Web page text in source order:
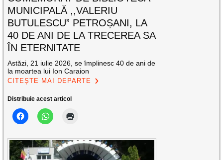
MUNICIPALĂ ,,VALERIU
BUTULESCU” PETROȘANI, LA
40 DE ANI DE LA TRECEREA SA
ÎN ETERNITATE
Astăzi, 21 iulie 2026, se împlinesc 40 de ani de
la moartea lui Ion Caraion
CITEȘTE MAI DEPARTE
Distribuie acest articol